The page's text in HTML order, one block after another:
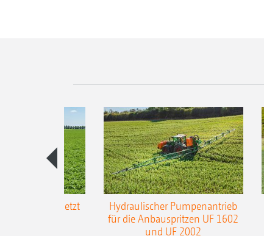
L3-Gestänge jetzt
Hydraulischer Pumpenantrieb
für die Anbauspritzen UF 1602
und UF 2002